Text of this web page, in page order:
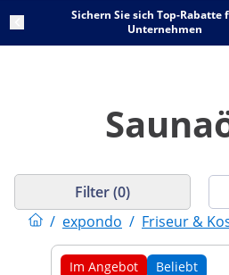
Sichern Sie sich Top-Rabatte
Unternehmen
/ expondo / Friseur &
Filter (0)
Im Angebot Beliebt